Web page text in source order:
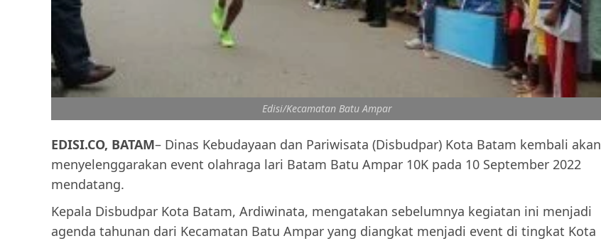
Edisi/Kecamatan Batu Ampar
EDISI.CO, BATAM– Dinas Kebudayaan dan Pariwisata (Disbudpar) Kota Batam kembali akan
menyelenggarakan event olahraga lari Batam Batu Ampar 10K pada 10 September 2022
mendatang.
Kepala Disbudpar Kota Batam, Ardiwinata, mengatakan sebelumnya kegiatan ini menjadi
agenda tahunan dari Kecamatan Batu Ampar yang diangkat menjadi event di tingkat Kota